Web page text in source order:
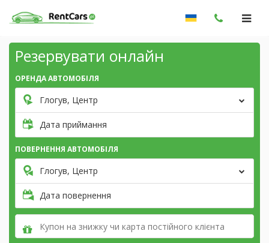
Резервувати онлайн
ОРЕНДА АВТОМОБІЛЯ
Глогув, Центр
Дата приймання
ПОВЕРНЕННЯ АВТОМОБІЛЯ
Глогув, Центр
Дата повернення